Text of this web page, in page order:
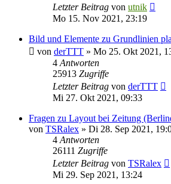
Letzter Beitrag von utnik
Mo 15. Nov 2021, 23:19
Bild und Elemente zu Grundlinien
von derTTT » Mo 25. Okt 2021,
4 Antworten
25913 Zugriffe
Letzter Beitrag von derTTT
Mi 27. Okt 2021, 09:33
Fragen zu Layout bei Zeitung
von TSRalex » Di 28. Sep 2021,
4 Antworten
26111 Zugriffe
Letzter Beitrag von TSRalex
Mi 29. Sep 2021, 13:24